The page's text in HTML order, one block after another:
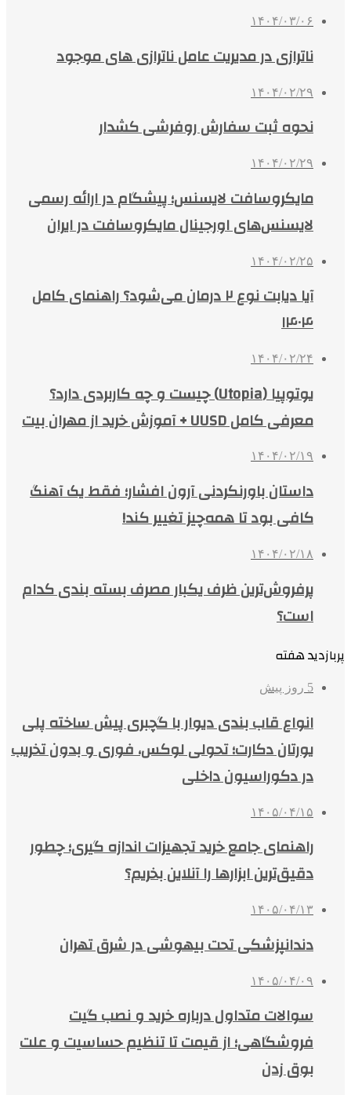
۱۴۰۴/۰۳/۰۶
ناترازی در مدیریت عامل ناترازی های موجود
۱۴۰۴/۰۲/۲۹
نحوه ثبت سفارش روفرشی کشدار
۱۴۰۴/۰۲/۲۹
مایکروسافت لایسنس؛ پیشگام در ارائه رسمی
لایسنس‌های اورجینال مایکروسافت در ایران
۱۴۰۴/۰۲/۲۵
آیا دیابت نوع ۲ درمان می‌شود؟ راهنمای کامل
۱۴۰۴
۱۴۰۴/۰۲/۲۴
یوتوپیا (Utopia) چیست و چه کاربردی دارد؟
معرفی کامل UUSD + آموزش خرید از مهران بیت
۱۴۰۴/۰۲/۱۹
داستان باورنکردنی آرون افشار؛ فقط یک آهنگ
کافی بود تا همه‌چیز تغییر کند!
۱۴۰۴/۰۲/۱۸
پرفروش‌ترین ظرف یکبار مصرف بسته بندی کدام
است؟
پربازدید هفته
5 روز پیش
انواع قاب بندی دیوار با گچبری پیش ساخته پلی
یورتان دکارت؛ تحولی لوکس، فوری و بدون تخریب
در دکوراسیون داخلی
۱۴۰۵/۰۴/۱۵
راهنمای جامع خرید تجهیزات اندازه گیری؛ چطور
دقیق‌ترین ابزارها را آنلاین بخریم؟
۱۴۰۵/۰۴/۱۳
دندانپزشکی تحت بیهوشی در شرق تهران
۱۴۰۵/۰۴/۰۹
سوالات متداول درباره خرید و نصب گیت
فروشگاهی؛ از قیمت تا تنظیم حساسیت و علت
بوق زدن